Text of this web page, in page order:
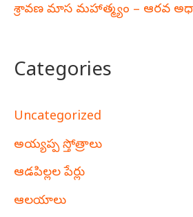
శ్రావణ మాస మహాత్మ్యం – ఆరవ
Categories
Uncategorized
అయ్యప్ప స్తోత్రాలు
ఆడపిల్లల పేర్లు
ఆలయాలు